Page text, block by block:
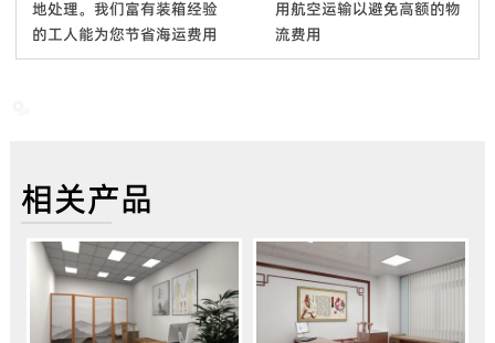
地处理。我们富有装箱经验
的工人能为您节省海运费用
用航空运输以避免高额的物
流费用
相关产品